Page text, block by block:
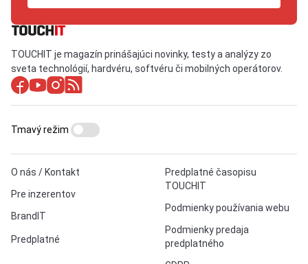
TOUCHIT je magazín prinášajúci novinky, testy a analýzy zo
sveta technológií, hardvéru, softvéru či mobilných operátorov.
O nás / Kontakt
Pre inzerentov
BrandIT
Predplatné
Predplatné časopisu
TOUCHIT
Podmienky používania webu
Podmienky predaja
predplatného
Tmavý režim